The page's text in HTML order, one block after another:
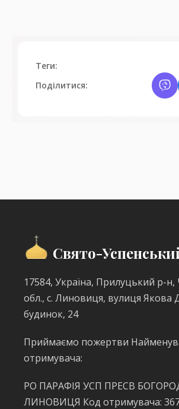
Теги:
Поділитися:
Свято-
17584, Україна, Прилуцький р-н,
обл., с. Линовиця, вулиця Якова
будинок, 24
Приймаємо пожертви
отримувача:
РО ПАРАФІЯ УСП ПРЕСВ
ЛИНОВИЦЯ Код отримувача: